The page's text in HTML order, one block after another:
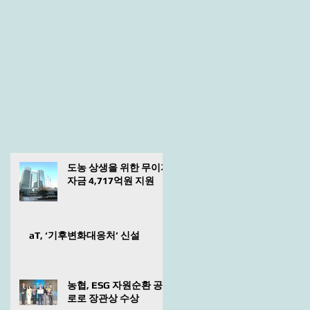
도농 상생을 위한 무이자
자금 4,717억원 지원
aT, ‘기후변화대응처’ 신설
농협, ESG 자원순환 공
로로 장관상 수상